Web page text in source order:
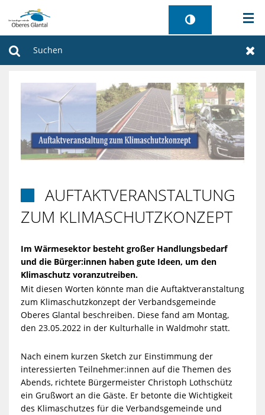
AKTUELLES
BÜRGERSERVICE
WIRTSCHAFT
VERWALTUNG
TOURISMUS
Suchen
AUFTAKTVERANSTALTUNG
ZUM KLIMASCHUTZKONZEPT
Im Wärmesektor besteht großer Handlungsbedarf
und die Bürger:innen haben gute Ideen, um den
Klimaschutz voranzutreiben.
Mit diesen Worten könnte man die Auftaktveranstaltung
zum Klimaschutzkonzept der Verbandsgemeinde
Oberes Glantal beschreiben. Diese fand am Montag,
den 23.05.2022 in der Kulturhalle in Waldmohr statt.
Nach einem kurzen Sketch zur Einstimmung der
interessierten Teilnehmer:innen auf die Themen des
Abends, richtete Bürgermeister Christoph Lothschütz
ein Grußwort an die Gäste. Er betonte die Wichtigkeit
des Klimaschutzes für die Verbandsgemeinde und